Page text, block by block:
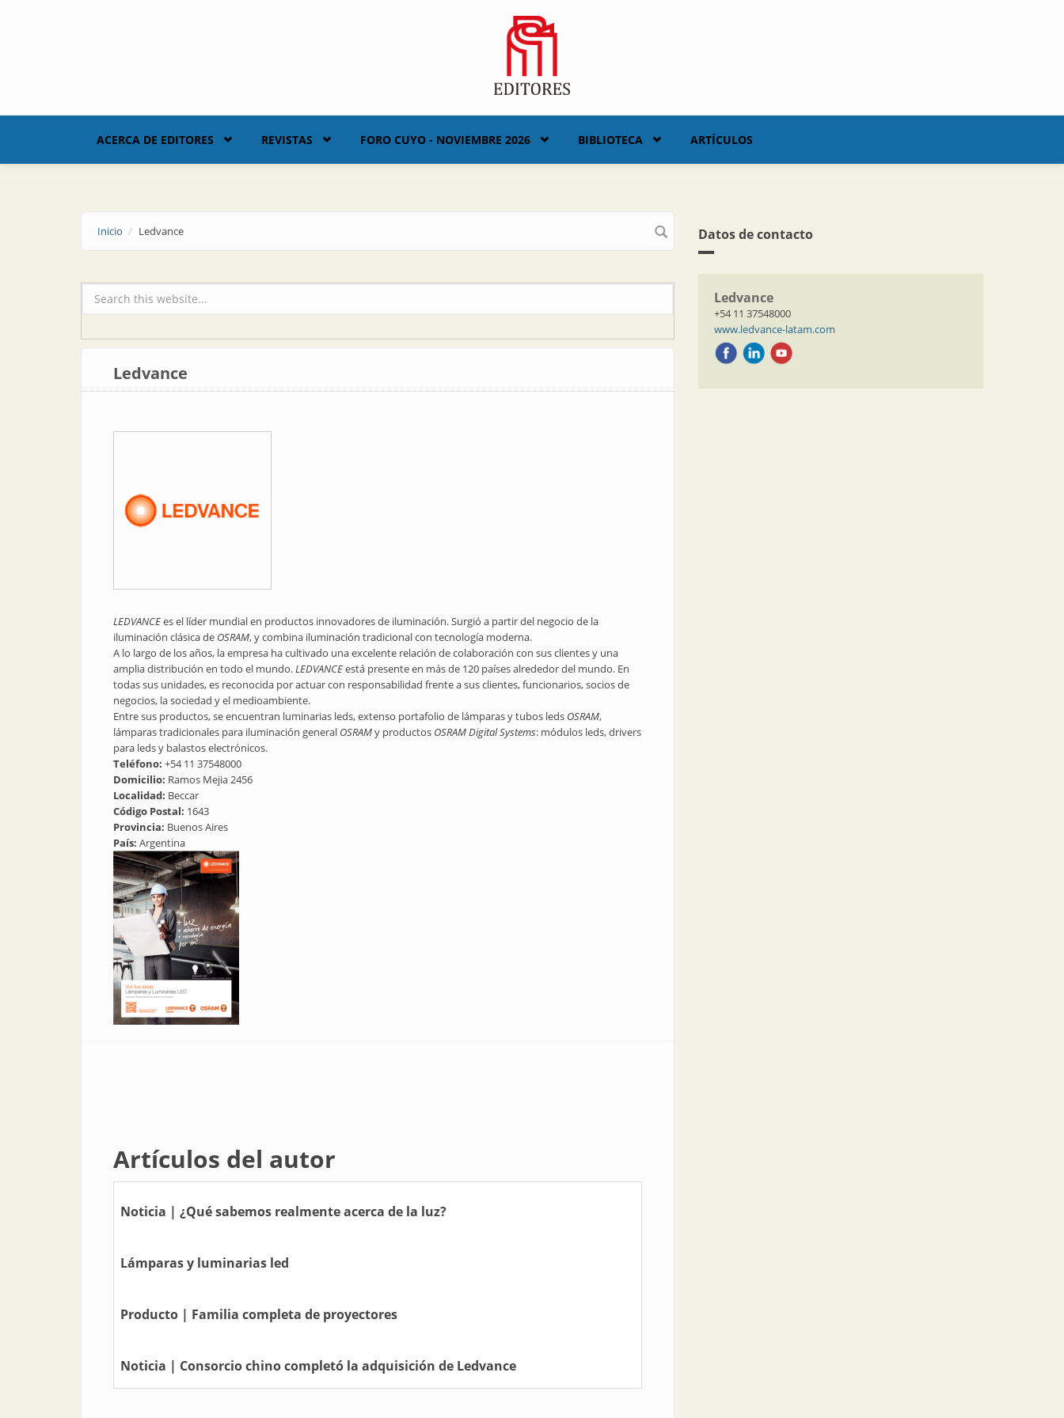
ACERCA DE EDITORES REVISTAS FORO CUYO - NOVIEMBRE 2026 BIBLIOTECA ARTÍCULOS
Inicio Ledvance
Formulario de búsqueda
Ledvance
LEDVANCEes el líder mundial en productos innovadores de iluminación. Surgió a partir del negocio de la
iluminación clásica de OSRAM, y combina iluminación tradicional con tecnología moderna.
A lo largo de los años, la empresa ha cultivado una excelente relación de colaboración con sus clientes y una
amplia distribución en todo el mundo.LEDVANCEestá presente en más de 120 países alrededor del mundo. En
todas sus unidades, es reconocida por actuar con responsabilidad frente a sus clientes, funcionarios, socios de
negocios, la sociedad y el medioambiente.
Entre sus productos, se encuentran luminarias leds, extenso portafolio de lámparas y tubos leds OSRAM,
lámparas tradicionales para iluminación general OSRAMy productos OSRAM Digital Systems: módulos leds, drivers
para leds y balastos electrónicos.
Teléfono: +54 11 37548000
Domicilio: Ramos Mejia 2456
Localidad: Beccar
Código Postal: 1643
Provincia: Buenos Aires
País: Argentina
Artículos del autor
Noticia | ¿Qué sabemos realmente acerca de la luz?
Lámparas y luminarias led
Producto | Familia completa de proyectores
Noticia | Consorcio chino completó la adquisición de Ledvance
Datos de contacto
Ledvance
+54 11 37548000
www.ledvance-latam.com